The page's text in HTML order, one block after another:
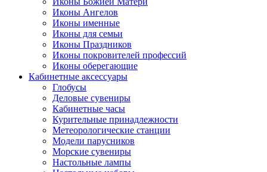
Иконы Ангелов
Иконы именные
Иконы для семьи
Иконы Праздников
Иконы покровителей профессий
Иконы оберегающие
Кабинетные аксессуары
Глобусы
Деловые сувениры
Кабинетные часы
Курительные принадлежности
Метеорологические станции
Модели парусников
Морские сувениры
Настольные лампы